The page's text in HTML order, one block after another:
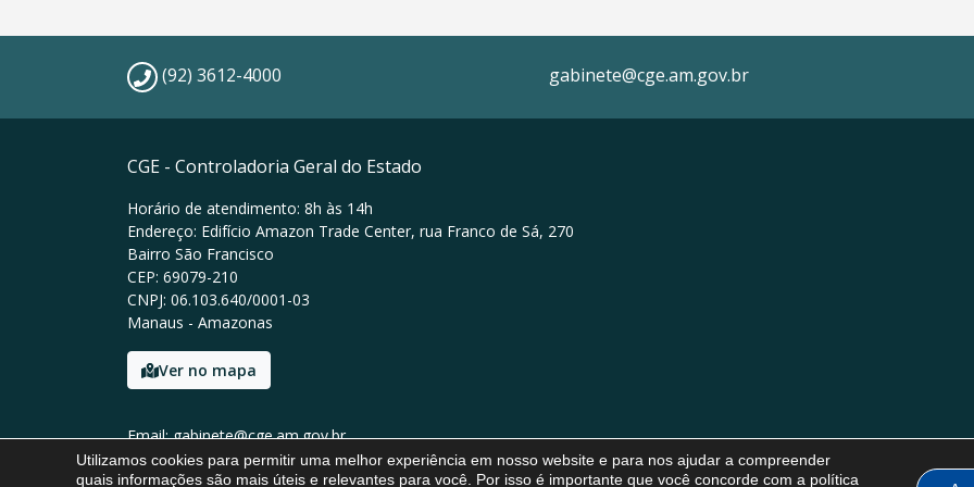
(92) 3612-4000 gabinete@cge.am.gov.br
CGE - Controladoria Geral do Estado
Horário de atendimento: 8h às 14h
Endereço: Edifício Amazon Trade Center, rua Franco de Sá, 270
Bairro São Francisco
CEP: 69079-210
CNPJ: 06.103.640/0001-03
Manaus - Amazonas
Ver no mapa
Email: gabinete@cge.am.gov.br
Tel: (92) 3612-4000
Utilizamos cookies para permitir uma melhor experiência em nosso website e para nos ajudar a compreender
quais informações são mais úteis e relevantes para você. Por isso é importante que você concorde com a política